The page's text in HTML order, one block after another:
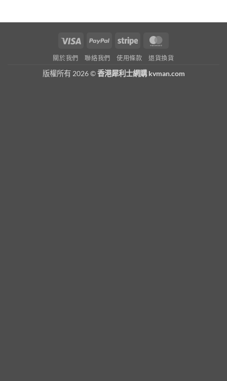
Visa PayPal Stripe
關於我們 聯絡我們 使用條款 退貨換貨
版權所有 2026 ©香港犀利士網購 kvman.com